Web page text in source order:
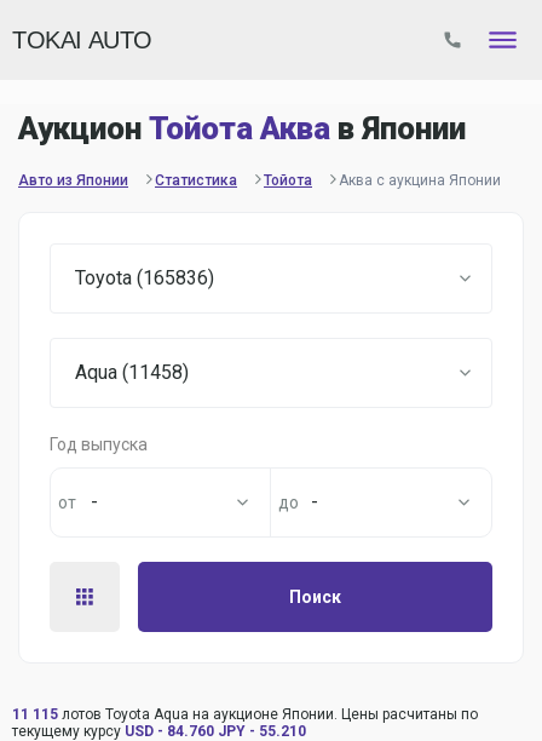
TOKAI AUTO
Аукцион Тойота Аква в Японии
Авто из Японии Статистика Тойота Аква с аукцина Японии
Toyota (165836)
Aqua (11458)
Год выпуска
- -
Поиск
11 115 лотов Toyota Aqua на аукционе Японии. Цены расчитаны по
текущему курсу USD - 84.760 JPY - 55.210